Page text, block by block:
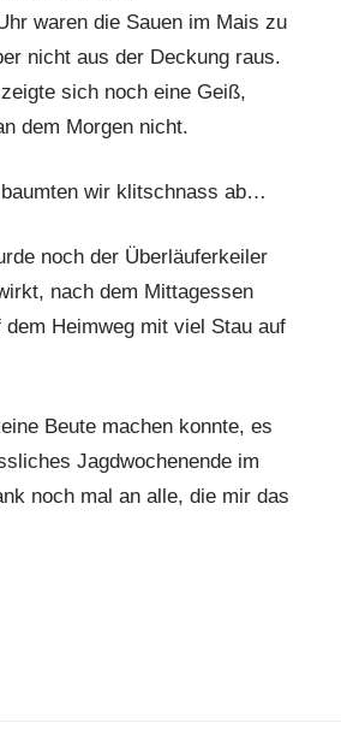
waren die Sauen im Mais zu
nicht aus der Deckung raus.
sich noch eine Geiß,
dem Morgen nicht.
wir klitschnass ab…
noch der Überläuferkeiler
nach dem Mittagessen
dem Heimweg mit viel Stau auf
Beute machen konnte, es
Jagdwochenende im
noch mal an alle, die mir das